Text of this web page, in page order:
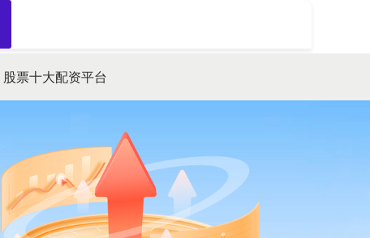
股票十大配资平台